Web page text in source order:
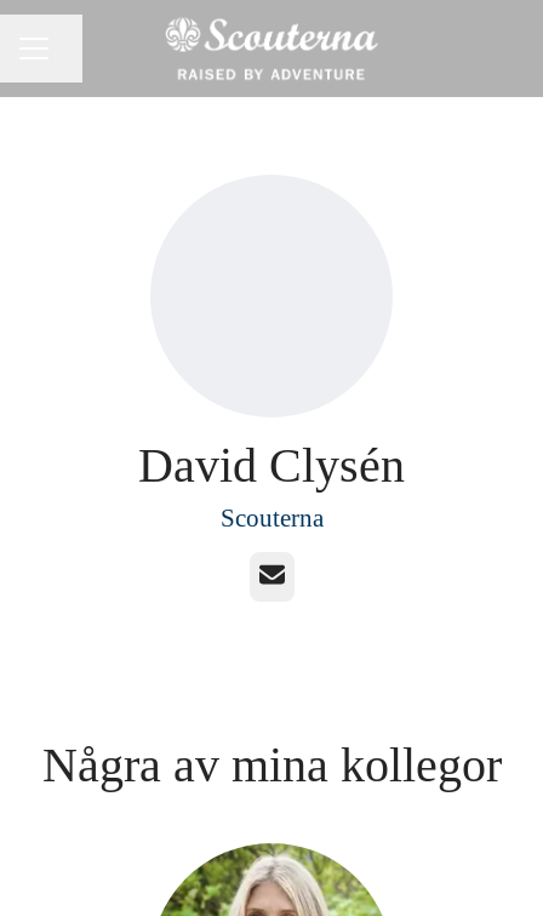
David Clysén
Scouterna
E-post
Några av mina kollegor